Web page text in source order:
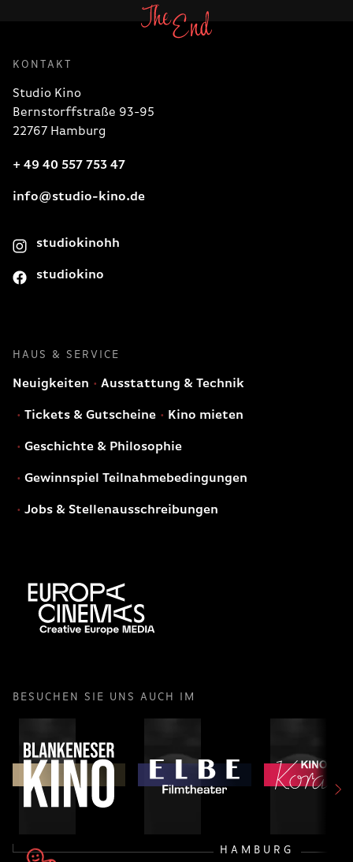
KONTAKT
Studio Kino
Bernstorffstraße 93-95
22767 Hamburg
+ 49 40 557 753 47
info@studio-kino.de
studiokinohh
studiokino
HAUS & SERVICE
Neuigkeiten Ausstattung & Technik
Tickets & Gutscheine Kino mieten
Geschichte & Philosophie
Gewinnspiel Teilnahmebedingungen
Jobs & Stellenausschreibungen
BESUCHEN SIE UNS AUCH IM
HAMBURG